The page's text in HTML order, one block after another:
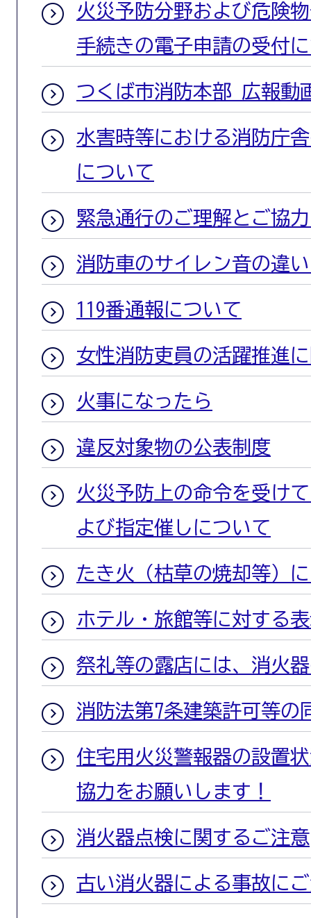
火災予防分野および危険
手続きの電子申請の受付
つくば市消防本部 広報動
水害時等における消防庁
について
緊急通行のご理解とご協
消防車のサイレン音の違
119番通報について
女性消防吏員の活躍推進
火事になったら
違反対象物の公表制度
火災予防上の命令を受け
よび指定催しについて
たき火（枯草の焼却等）
ホテル・旅館等に対する
祭礼等の露店には、消火
消防法第7条建築許可等の
住宅用火災警報器の設置
協力をお願いします！
消火器点検に関するご注意
古い消火器による事故に